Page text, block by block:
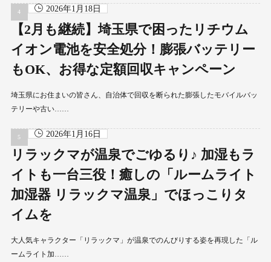
2026年1月18日
【2月も継続】埼玉県で困ったリチウム
イオン電池を安全処分！膨張バッテリー
もOK、お得な定額回収キャンペーン
埼玉県にお住まいの皆さん、自治体で回収を断られた膨張したモバイルバッ
テリーや古い……
2026年1月16日
リラックマが温泉でごゆるり♪ 加湿もラ
イトも一台三役！癒しの「ルームライト
加湿器 リラックマ温泉」でほっこりタ
イムを
大人気キャラクター「リラックマ」が温泉でのんびりする姿を再現した「ル
ームライト加……